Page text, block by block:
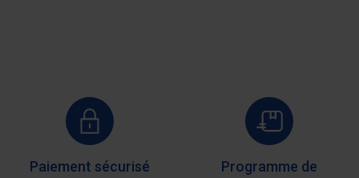
Paiement sécurisé
Programme de